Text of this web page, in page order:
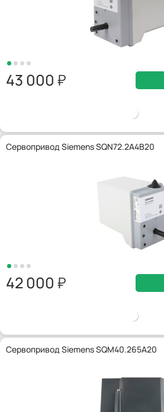
43 000
Сервопривод Siemens SQN72.2A4B20
42 000
Сервопривод Siemens SQM40.265A20